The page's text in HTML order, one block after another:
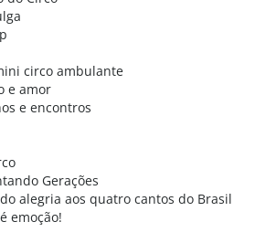
circo ambulante
e amor
e encontros
Gerações
alegria aos quatro cantos do Brasil
emoção!